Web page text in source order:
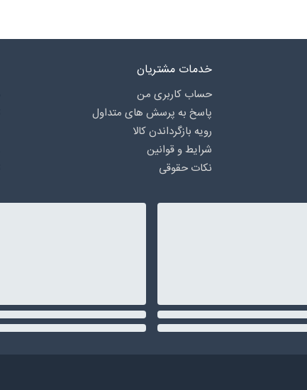
خدمات مشتریان
حساب کاربری من
پاسخ به پرسش های متداول
رویه بازگرداندن کالا
شرایط و قوانین
نکات حقوقی